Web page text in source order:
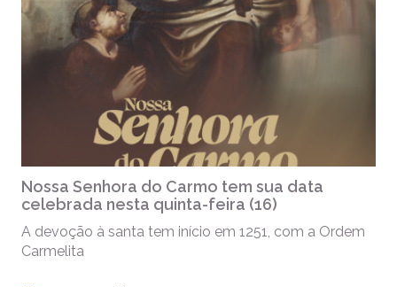
Nossa Senhora do Carmo tem sua data
celebrada nesta quinta-feira (16)
A devoção à santa tem início em 1251, com a Ordem
Carmelita